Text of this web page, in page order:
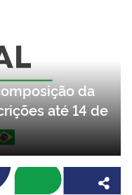
da
até 14 de